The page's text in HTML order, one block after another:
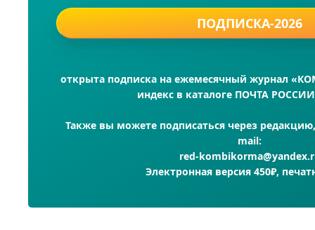
ПОДПИСКА-2026
открыта подписка на ежемесячный журнал
индекс в каталоге ПОЧТА
Также вы можете подписаться через
mail:
red-
Электронная версия 450₽,